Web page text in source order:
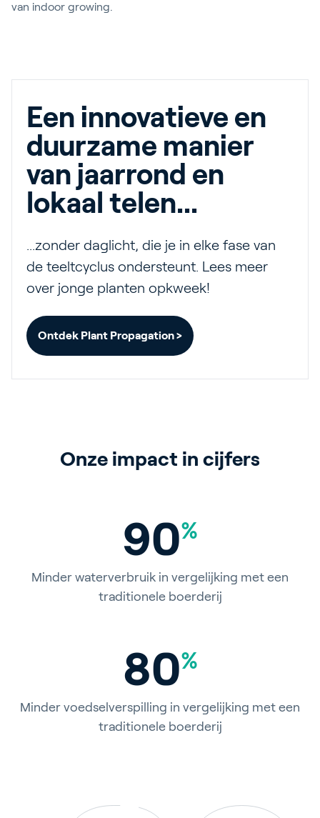
van indoor growing.
Een innovatieve en
duurzame manier
van jaarrond en
lokaal telen...
...zonder daglicht, die je in elke fase van
de teeltcyclus ondersteunt. Lees meer
over jonge planten opkweek!
Ontdek Plant Propagation >
Onze impact in cijfers
90%
Minder waterverbruik in vergelijking met een
traditionele boerderij
80%
Minder voedselverspilling in vergelijking met een
traditionele boerderij